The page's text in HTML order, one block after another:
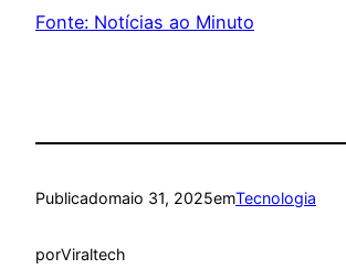
Fonte: Notícias ao Minuto
Publicadomaio 31, 2025emTecnologia
porViraltech